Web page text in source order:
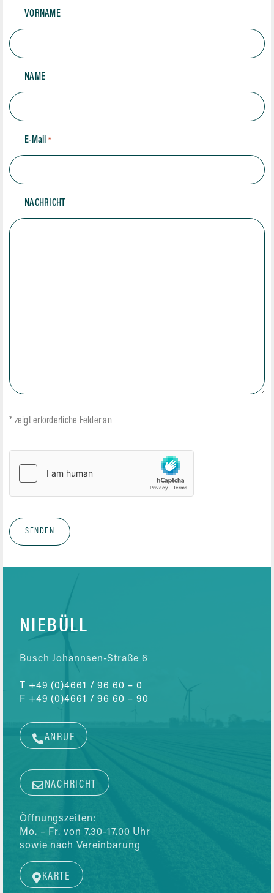
VORNAME
NAME
E-Mail *
NACHRICHT
* zeigt erforderliche Felder an
NIEBÜLL
Busch Johannsen-Straße 6
T +49 (0)4661 / 96 60 – 0
F +49 (0)4661 / 96 60 – 90
ANRUF
NACHRICHT
Öffnungszeiten:
Mo. – Fr. von 7.30-17.00 Uhr
sowie nach Vereinbarung
KARTE